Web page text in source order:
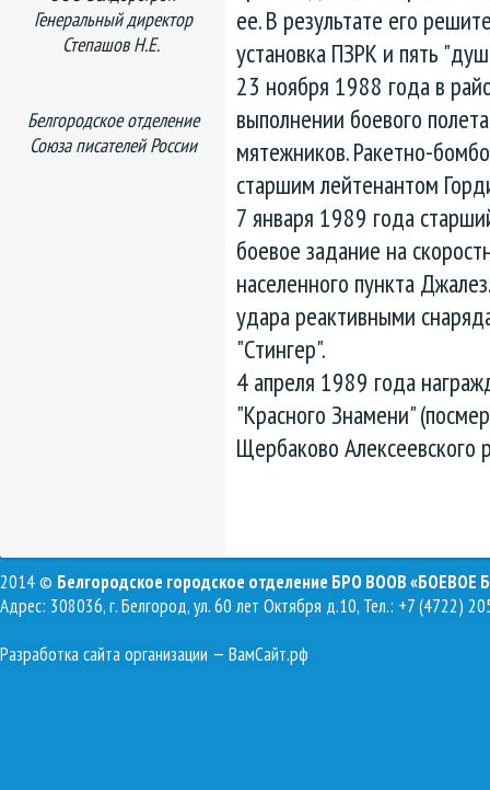
ее. В результате его
установка ПЗРК и пять
23 ноября 1988 года в
выполнении боевого
мятежников. Ракетно-
старшим лейтенантом
7 января 1989 года
боевое задание на
населенного пункта
удара реактивными
"Стингер".
4 апреля 1989 года
"Красного Знамени"
Щербаково Алексеевского
Генеральный директор
Степашов Н.Е.
Белгородское отделение
Союза писателей России
2014 © Белгородское городское отделение БРО ВООВ «БОЕВОЕ
Адрес: 308036, г. Белгород, ул. 60 лет Октября д.10, Тел.: +7 (4722)
Разработка сайта организации — ВамСайт.рф